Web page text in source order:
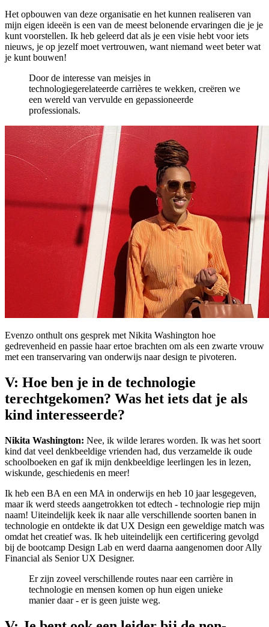
Het opbouwen van deze organisatie en het kunnen realiseren van
mijn eigen ideeën is een van de meest belonende ervaringen die je je
kunt voorstellen. Ik heb geleerd dat als je een visie hebt voor iets
nieuws, je op jezelf moet vertrouwen, want niemand weet beter wat
je kunt bouwen!
Door de interesse van meisjes in
technologiegerelateerde carrières te wekken, creëren we
een wereld van vervulde en gepassioneerde
professionals.
Evenzo onthult ons gesprek met Nikita Washington hoe
gedrevenheid en passie haar ertoe brachten om als een zwarte vrouw
met een transervaring van onderwijs naar design te pivoteren.
V: Hoe ben je in de technologie
terechtgekomen? Was het iets dat je als
kind interesseerde?
Nikita Washington: Nee, ik wilde lerares worden. Ik was het soort
kind dat veel denkbeeldige vrienden had, dus verzamelde ik oude
schoolboeken en gaf ik mijn denkbeeldige leerlingen les in lezen,
wiskunde, geschiedenis en meer!
Ik heb een BA en een MA in onderwijs en heb 10 jaar lesgegeven,
maar ik werd steeds aangetrokken tot edtech - technologie riep mijn
naam! Uiteindelijk keek ik naar alle verschillende soorten banen in
technologie en ontdekte ik dat UX Design een geweldige match was
omdat het creatief was. Ik heb uiteindelijk een certificering gevolgd
bij de bootcamp Design Lab en werd daarna aangenomen door Ally
Financial als Senior UX Designer.
Er zijn zoveel verschillende routes naar een carrière in
technologie en mensen komen op hun eigen unieke
manier daar - er is geen juiste weg.